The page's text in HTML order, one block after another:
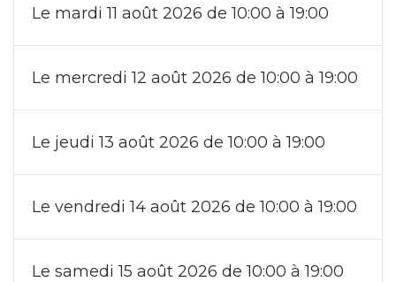
Le mardi 11 août 2026 de 10:00 à 19:00
Le mercredi 12 août 2026 de 10:00 à 19:00
Le jeudi 13 août 2026 de 10:00 à 19:00
Le vendredi 14 août 2026 de 10:00 à 19:00
Le samedi 15 août 2026 de 10:00 à 19:00